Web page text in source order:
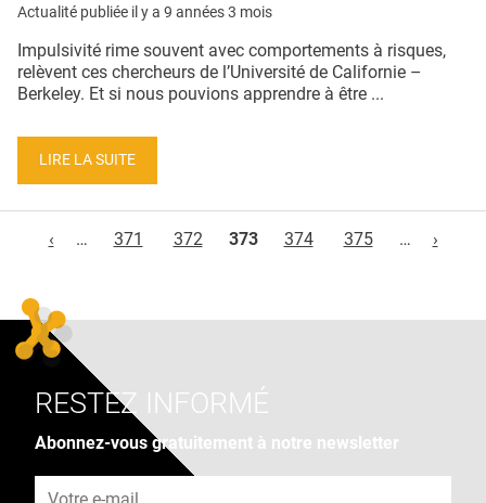
Actualité publiée il y a 9 années 3 mois
Impulsivité rime souvent avec comportements à risques,
relèvent ces chercheurs de l’Université de Californie –
Berkeley. Et si nous pouvions apprendre à être ...
LIRE LA SUITE
‹
… 371 372 373 374 375 … ›
RESTEZ INFORMÉ
Abonnez-vous gratuitement à notre newsletter